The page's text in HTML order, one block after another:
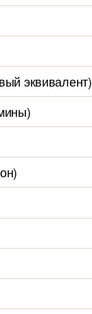
эквивалент)